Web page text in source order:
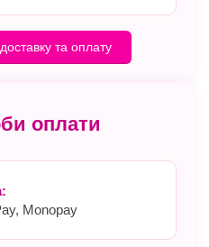
та оплату
оплати
Monopay